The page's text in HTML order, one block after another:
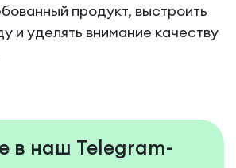
продукт, выстроить
и уделять внимание качеству
в наш Telegram-